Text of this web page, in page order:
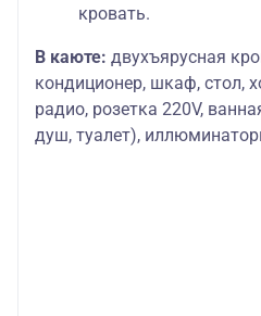
кровать.
В каюте: двухъярусная
кондиционер, шкаф, стол,
радио, розетка 220V,
душ, туалет),